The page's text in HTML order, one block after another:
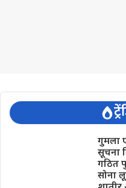
गुमला
सूचना
गठित
सोना